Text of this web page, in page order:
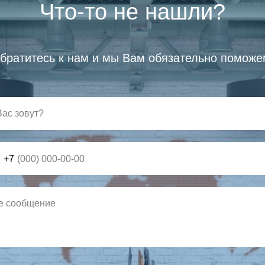
Что-то не нашли?
к нам и мы Вам обязательно
+7